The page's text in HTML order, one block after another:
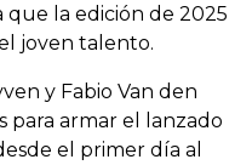
que la edición de 2025
joven talento.
y Fabio Van den
para armar el lanzado
el primer día al